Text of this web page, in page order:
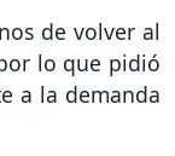
de volver al
lo que pidió
a la demanda